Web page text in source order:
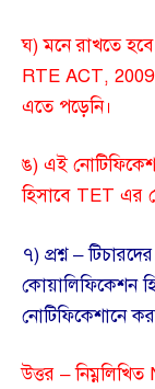
ঘ) মনে রাখতে
RTE ACT,
এতে পড়েনি।
ঙ) এই
হিসাবে TET এর
৭) প্রশ্ন –
কোয়ালিফিকেশন
নোটিফিকেশানে
উত্তর –